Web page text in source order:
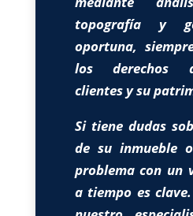
topografía y
oportuna,
los derechos
clientes y su
Si tiene dudas
de su inmueble
problema con un
a tiempo es